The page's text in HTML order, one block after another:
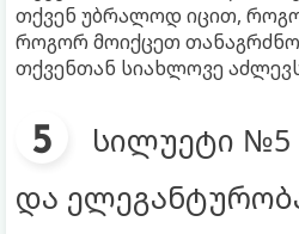
თქვენ უბრალოდ იცით,
როგორ მოიქცეთ
თქვენთან სიახლოვე
სილუეტი
და